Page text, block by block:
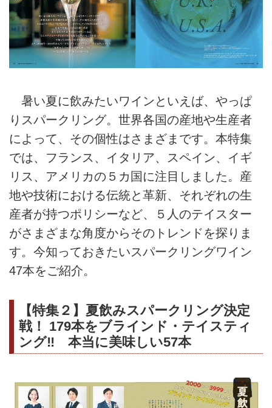
暑い夏に飲みたいワインといえば、やっぱ
りスパークリング。世界各国の産地や生産者
によって、その個性はさまざまです。本特集
では、フランス、イタリア、スペイン、イギ
リス、アメリカの５カ国に注目しました。産
地や技術における伝統と革新、それぞれの生
産者が持つポリシーなど、５人のテイスター
がさまざまな角度からそのトレンドを探りま
す。今知っておきたいスパークリングワイン
47本をご紹介。
【特集２】夏飲みスパークリング決定
戦！ 179本をブラインド・テイスティ
ング‼ 本当に美味しい57本